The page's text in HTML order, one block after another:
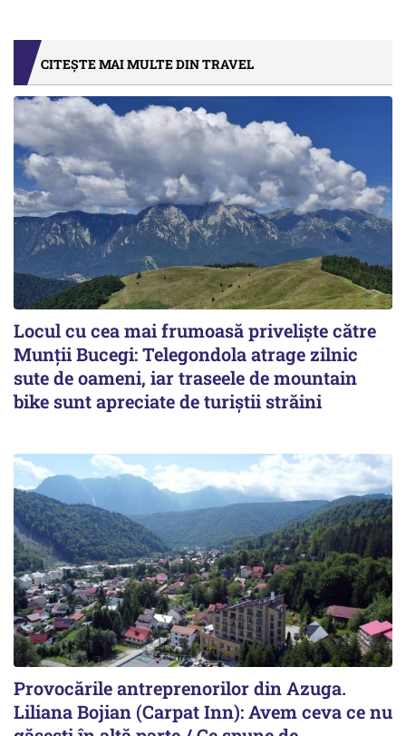
CITEȘTE MAI MULTE DIN TRAVEL
Locul cu cea mai frumoasă priveliște către
Munții Bucegi: Telegondola atrage zilnic
sute de oameni, iar traseele de mountain
bike sunt apreciate de turiștii străini
Provocările antreprenorilor din Azuga.
Liliana Bojian (Carpat Inn): Avem ceva ce nu